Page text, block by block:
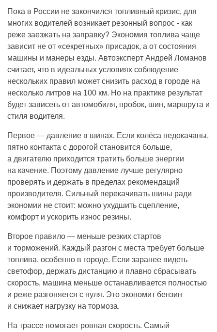
Пока в России не закончился топливный кризис, для
многих водителей возникает резонный вопрос - как
реже заезжать на заправку? Экономия топлива чаще
зависит не от «секретных» присадок, а от состояния
машины и манеры езды. Автоэксперт Андрей Ломанов
считает, что в идеальных условиях соблюдение
нескольких правил может снизить расход в городе на
несколько литров на 100 км. Но на практике результат
будет зависеть от автомобиля, пробок, шин, маршрута и
стиля водителя.
Первое — давление в шинах. Если колёса недокачаны,
пятно контакта с дорогой становится больше,
а двигателю приходится тратить больше энергии
на качение. Поэтому давление лучше регулярно
проверять и держать в пределах рекомендаций
производителя. Сильный перекачивать шины ради
экономии не стоит: можно ухудшить сцепление,
комфорт и ускорить износ резины.
Второе правило — меньше резких стартов
и торможений. Каждый разгон с места требует больше
топлива, особенно в городе. Если заранее видеть
светофор, держать дистанцию и плавно сбрасывать
скорость, машина меньше останавливается полностью
и реже разгоняется с нуля. Это экономит бензин
и снижает нагрузку на тормоза.
На трассе помогает ровная скорость. Самый